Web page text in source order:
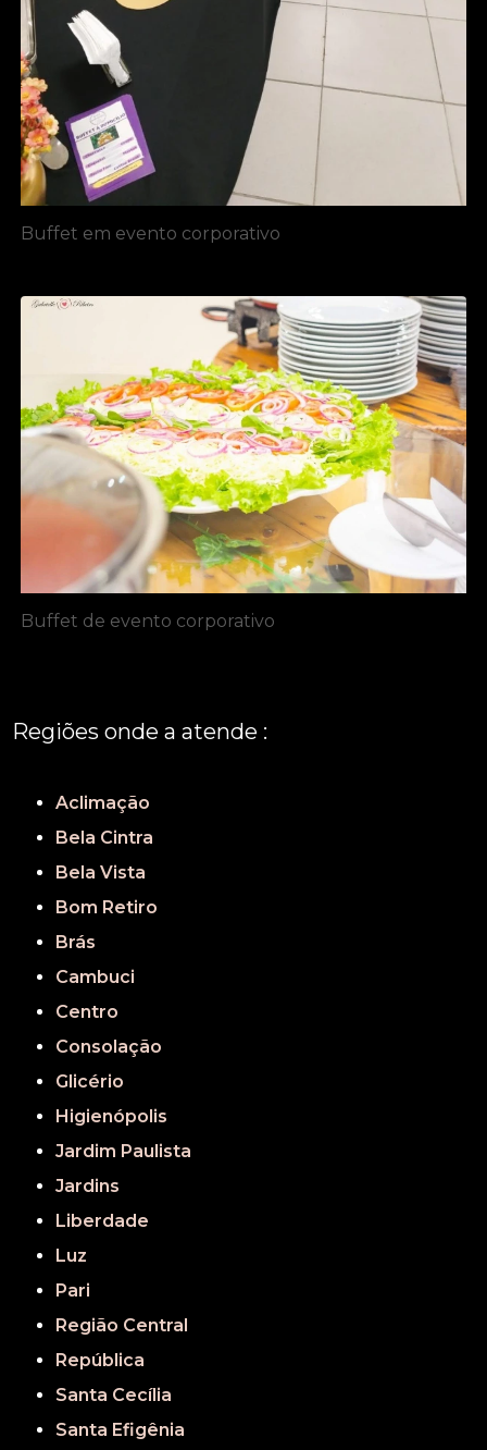
Buffet em evento corporativo
Buffet de evento corporativo
Regiões onde a atende :
Aclimação
Bela Cintra
Bela Vista
Bom Retiro
Brás
Cambuci
Centro
Consolação
Glicério
Higienópolis
Jardim Paulista
Jardins
Liberdade
Luz
Pari
Região Central
República
Santa Cecília
Santa Efigênia